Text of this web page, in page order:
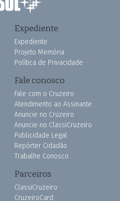
Expediente
Expediente
Projeto Memória
Política de Privacidade
Fale conosco
Fale com o Cruzeiro
Atendimento ao Assinante
Anuncie no Cruzeiro
Anuncie no ClassiCruzeiro
Publicidade Legal
Repórter Cidadão
Trabalhe Conosco
Parceiros
ClassiCruzeiro
CruzeiroCard